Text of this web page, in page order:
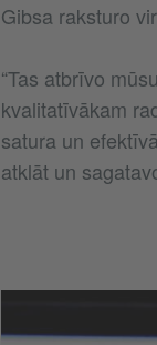
Gibsa raksturo
“Tas atbrīvo
kvalitatīvākam
satura un
atklāt un